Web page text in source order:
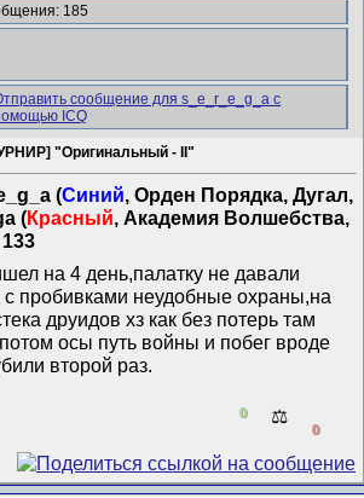
185
"Оригинальный - II"
(Синий, Орден Порядка, Дугал,
(Красный, Академия Волшебства,
на 4 день,палатку не давали
с пробивками неудобные охраны,на
друидов хз как без потерь там
осы путь войны и побег вроде
второй раз.
0 ⚖️
0